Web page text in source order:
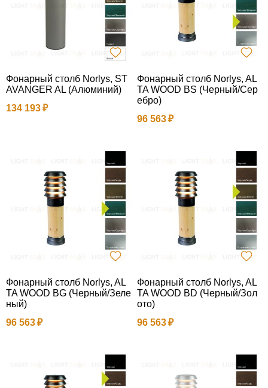
Фонарный столб Norlys, ST
AVANGER AL (Алюминий)
134 193
Фонарный столб Norlys, AL
TA WOOD BS (Черный/Сер
ебро)
96 563
Фонарный столб Norlys, AL
TA WOOD BG (Черный/Зеле
ный)
96 563
Фонарный столб Norlys, AL
TA WOOD BD (Черный/Зол
ото)
96 563